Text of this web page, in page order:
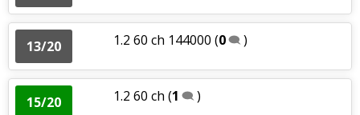
13/20 1.2 60 ch 144000 (0 )
15/20 1.2 60 ch (1 )